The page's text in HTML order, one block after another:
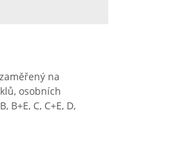
na
osobních
C, C+E, D,